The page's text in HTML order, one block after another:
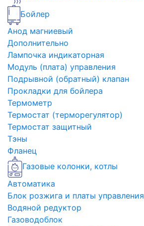
Бойлер
Анод магниевый
Дополнительно
Лампочка индикаторная
Модуль (плата) управления
Подрывной (обратный) клапан
Прокладки для бойлера
Термометр
Термостат (терморегулятор)
Термостат защитный
Тэны
Фланец
Газовые колонки, котлы
Автоматика
Блок розжига и платы управления
Водяной редуктор
Газоводоблок